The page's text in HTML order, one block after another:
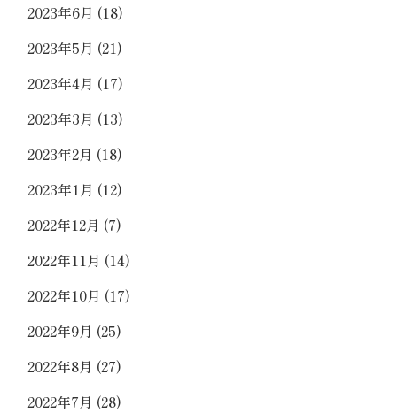
2023年6月 (18)
2023年5月 (21)
2023年4月 (17)
2023年3月 (13)
2023年2月 (18)
2023年1月 (12)
2022年12月 (7)
2022年11月 (14)
2022年10月 (17)
2022年9月 (25)
2022年8月 (27)
2022年7月 (28)